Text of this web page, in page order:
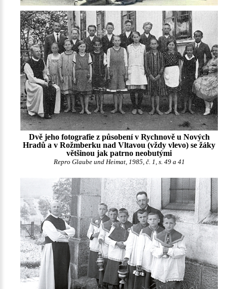
Dvě jeho fotografie z působení v Rychnově u Nových
Hradů a v Rožmberku nad Vltavou (vždy vlevo) se žáky
většinou jak patrno neobutými
Repro Glaube und Heimat, 1985, č. 1, s. 49 a 41